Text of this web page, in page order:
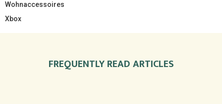
Wohnaccessoires
Xbox
FREQUENTLY READ ARTICLES